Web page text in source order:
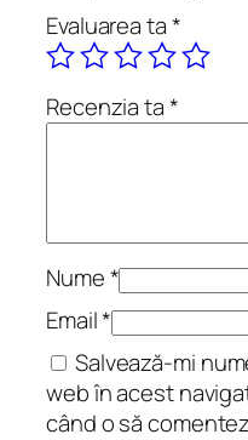
p
i
e
r
i
e
Evaluarea ta*
Recenzia ta*
Nume*
Email*
Salvează-mi
web în acest
când o să